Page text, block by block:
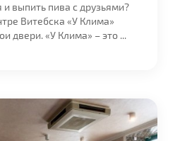
и выпить пива с друзьями?
Витебска «У Клима»
двери. «У Клима» – это ...